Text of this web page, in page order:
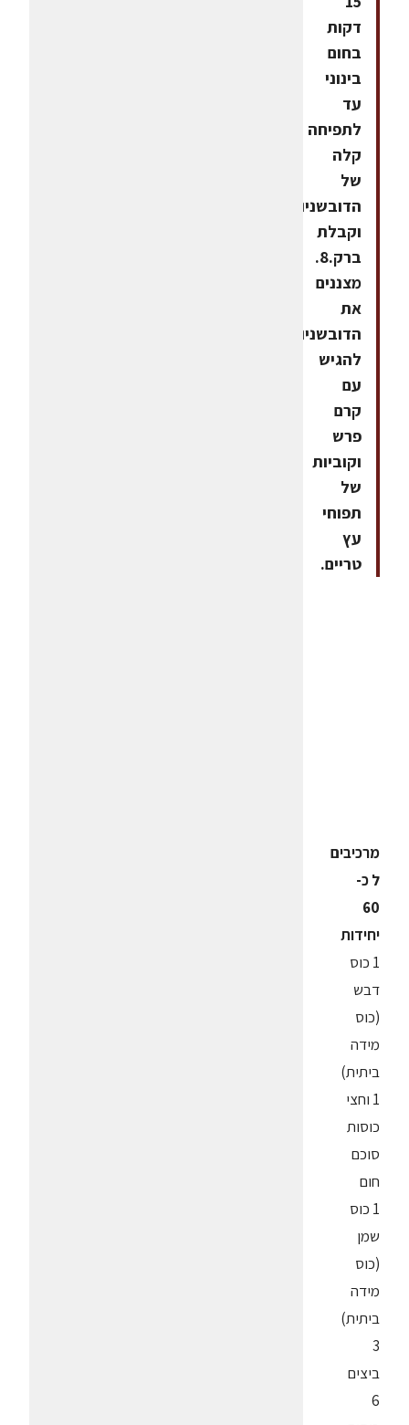
דקות
בחום
בינוני
עד
לתפיחה
קלה
של
הדובשניות
וקבלת
ברק.8.
מצננים
את
הדובשניות.*מומלץ
להגיש
עם
קרם
פרש
וקוביות
של
תפוחי
עץ
טריים.
מרכיבים
ל כ-
60
יחידות
1 כוס
דבש
(כוס
מידה
ביתית)
1 וחצי
כוסות
סוכם
חום
1 כוס
שמן
(כוס
מידה
ביתית)
3
ביצים
6